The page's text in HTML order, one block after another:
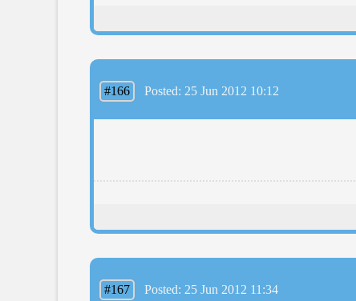
#166 Posted: 25 Jun 2012 10:12
#167 Posted: 25 Jun 2012 11:34